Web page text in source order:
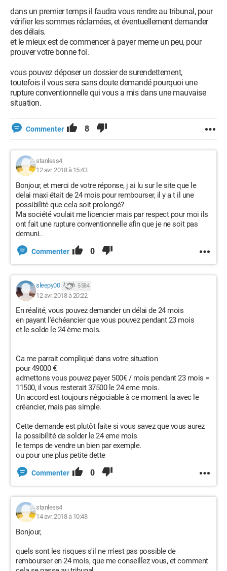
dans un premier temps il faudra vous rendre au tribunal, pour
vérifier les sommes réclamées, et éventuellement demander
des délais.
et le mieux est de commencer à payer meme un peu, pour
prouver votre bonne foi.
vous pouvez déposer un dossier de surendettement,
toutefois il vous sera sans doute demandé pourquoi une
rupture conventionnelle qui vous a mis dans une mauvaise
situation.
Commenter 8
stanless4
12 avr. 2018 à 15:43
Bonjour, et merci de votre réponse, j ai lu sur le site que le
delai maxi était de 24 mois pour rembourser, il y a t il une
possibilité que cela soit prolongé?
Ma société voulait me licencier mais par respect pour moi ils
ont fait une rupture conventionnelle afin que je ne soit pas
demuni..
Commenter 0
sleepy00 5 584
12 avr. 2018 à 20:22
En réalité, vous pouvez demander un délai de 24 mois
en payant l'échéancier que vous pouvez pendant 23 mois
et le solde le 24 ème mois.
Ca me parrait compliqué dans votre situation
pour 49000 €
admettons vous pouvez payer 500€ / mois pendant 23 mois =
11500, il vous resterait 37500 le 24 eme mois.
Un accord est toujours négociable à ce moment la avec le
créancier, mais pas simple.
Cette demande est plutôt faite si vous savez que vous aurez
la possibilité de solder le 24 eme mois
le temps de vendre un bien par exemple.
ou pour une plus petite dette
Commenter 0
stanless4
14 avr. 2018 à 10:48
Bonjour,
quels sont les risques s'il ne m'est pas possible de
rembourser en 24 mois, que me conseillez vous, et comment